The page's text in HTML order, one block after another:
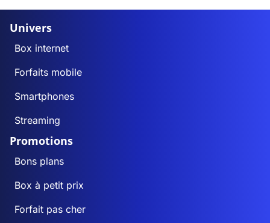
Univers
Box internet
Forfaits mobile
Smartphones
Streaming
Promotions
Bons plans
Box à petit prix
Forfait pas cher